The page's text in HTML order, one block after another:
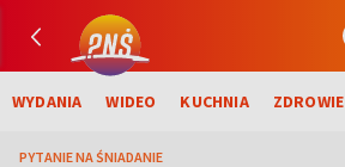
WYDANIA WIDEO KUCHNIA ZDROWIE
PYTANIE NA ŚNIADANIE